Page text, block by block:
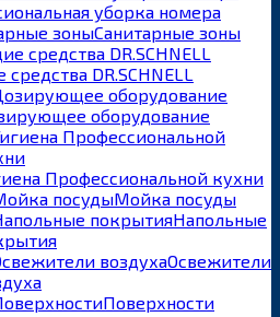
уборка номера
Санитарные зоны
DR.SCHNELL
оборудование
Профессиональной кухни
Мойка посуды
Напольные
Освежители
Поверхности